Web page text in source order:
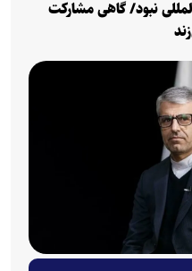
نبود/ گاهی مشارکت